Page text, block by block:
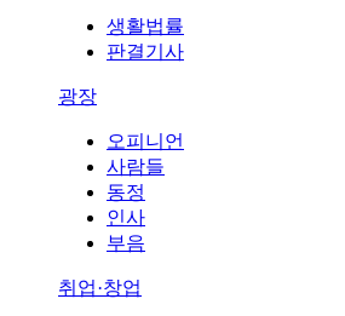
생활법률
판결기사
광장
오피니언
사람들
동정
인사
부음
취업·창업